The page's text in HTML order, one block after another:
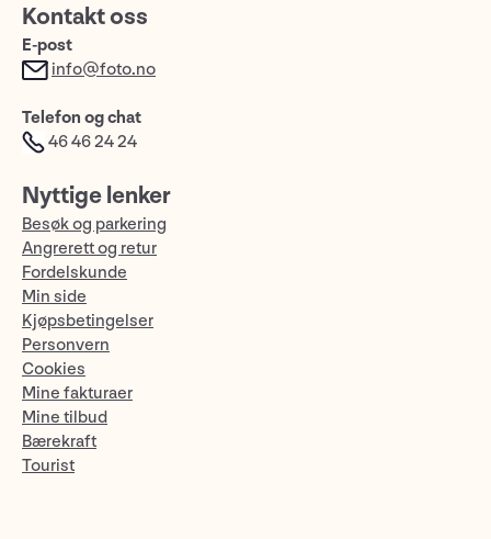
Kontakt oss
E-post
info@foto.no
Telefon og chat
46 46 24 24
Nyttige lenker
Besøk og parkering
Angrerett og retur
Fordelskunde
Min side
Kjøpsbetingelser
Personvern
Cookies
Mine fakturaer
Mine tilbud
Bærekraft
Tourist